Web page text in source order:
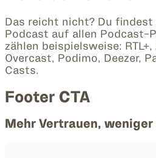
Das reicht nicht? Du findest
Podcast auf allen Podcast-
zählen beispielsweise:
Overcast, Podimo, Deezer,
Casts.
Footer CTA
Mehr Vertrauen,